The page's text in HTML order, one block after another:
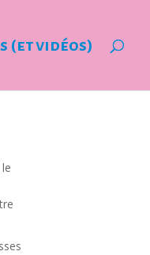
(et vidéos)